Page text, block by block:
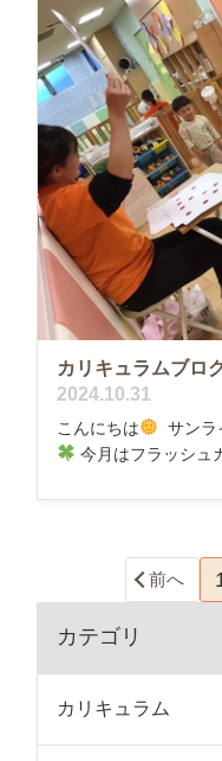
カリキュラムブロ
2024.10.31
こんにちは
サンラ
今月はフラッシュ
前へ
カテゴリ
カリキュラム